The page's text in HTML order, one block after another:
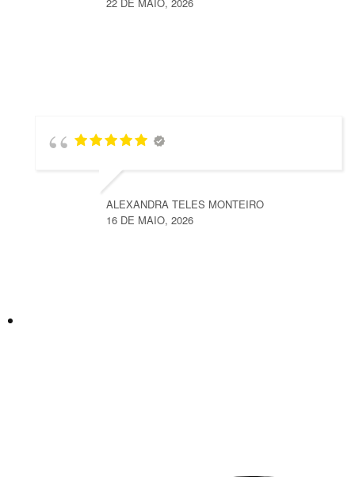
ALEXANDRA TELES MONTEIRO
16 DE MAIO, 2026